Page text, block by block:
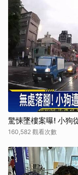
驚悚墜樓案曝! 小狗
160,582 觀看次數